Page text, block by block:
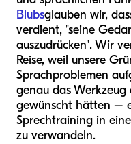
Blubsglauben wir,
verdient, "seine
auszudrücken". Wir
Reise, weil unsere
Sprachproblemen
genau das Werkzeug
gewünscht hätten –
Sprechtraining in
zu verwandeln.